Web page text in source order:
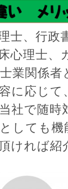
士、行政
心理士、
業関係者
に応じて
社で随時
しても機
ければ紹